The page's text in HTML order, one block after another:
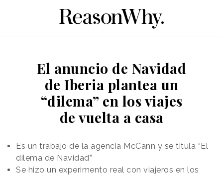
El anuncio de Navidad
de Iberia plantea un
“dilema” en los viajes
de vuelta a casa
Es un trabajo de la agencia McCann y se titula “El
dilema de Navidad”
Se hizo un experimento real con viajeros en los